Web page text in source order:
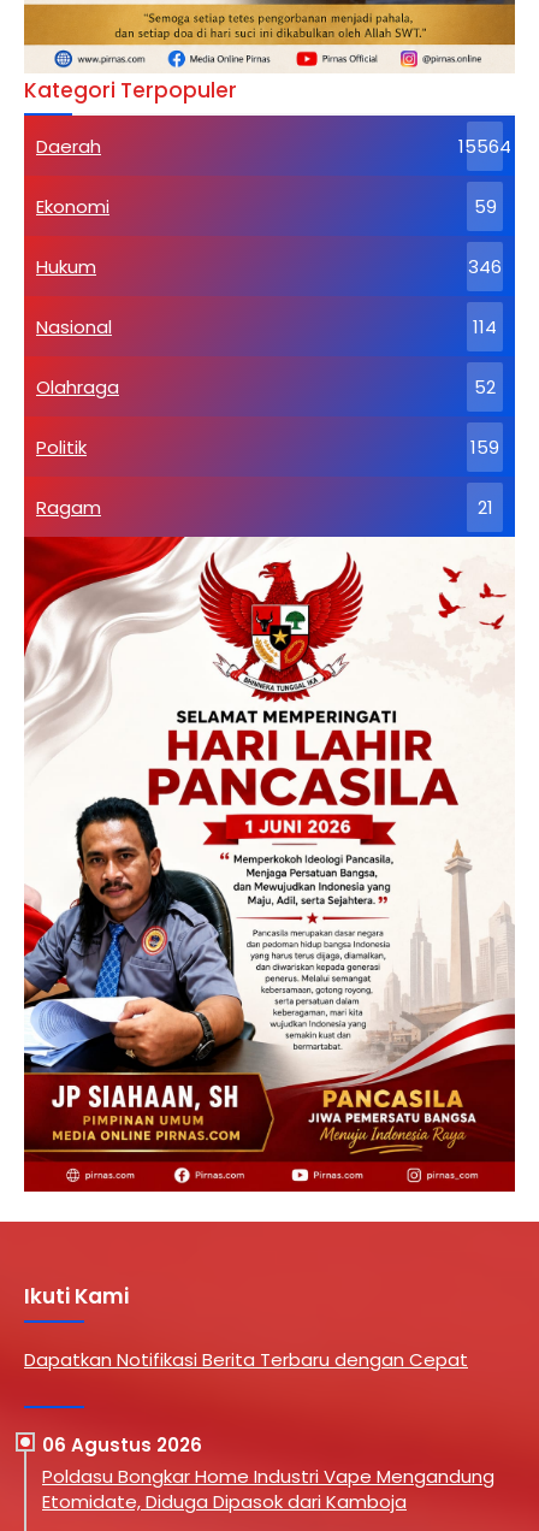
Kategori Terpopuler
Daerah 15564
Ekonomi 59
Hukum 346
Nasional 114
Olahraga 52
Politik 159
Ragam 21
Ikuti Kami
Dapatkan Notifikasi Berita Terbaru dengan Cepat
06 Agustus 2026
Poldasu Bongkar Home Industri Vape Mengandung
Etomidate, Diduga Dipasok dari Kamboja